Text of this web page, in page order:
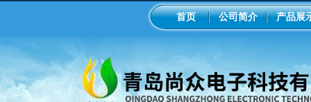
首页 公司简介 产品展